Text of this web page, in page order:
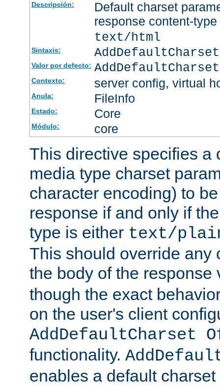
Descripción:
Default charset
response content-
text/html
Sintaxis:
Valor por defecto:
Contexto: server config, virtual
Anula: FileInfo
Estado: Core
Módulo: core
This directive specifies a
media type charset
character encoding) to
response if and only if
type is either text/
This should override any
the body of the
though the exact
on the user's client
AddDefaultCharset
functionality.
enables a default